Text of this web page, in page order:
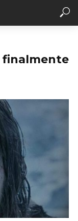
finalmente